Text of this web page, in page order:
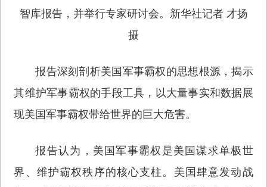
智库报告，并举行专家研讨会。新华社记者 才扬
摄
报告深刻剖析美国军事霸权的思想根源，揭示
其维护军事霸权的手段工具，以大量事实和数据展
现美国军事霸权带给世界的巨大危害。
报告认为，美国军事霸权是美国谋求单极世
界、维护霸权秩序的核心支柱。美国肆意发动战